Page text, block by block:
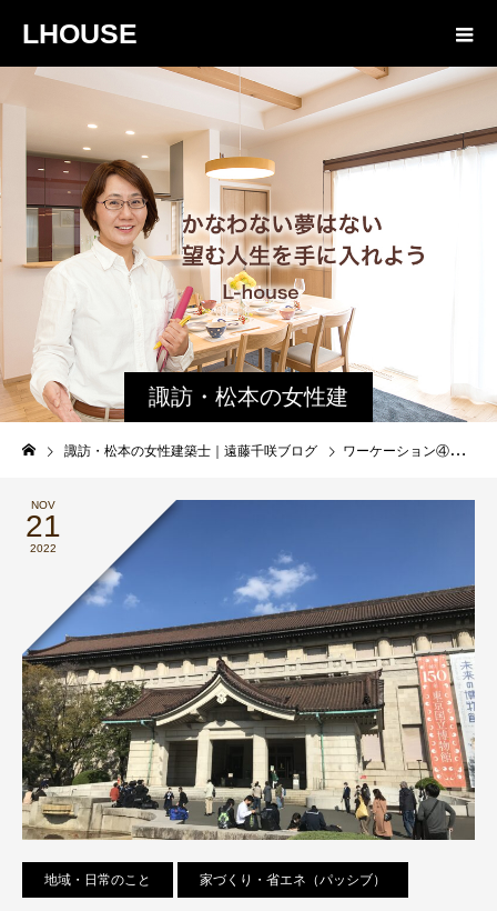
LHOUSE
諏訪・松本の女性建
築士ブログ｜未来生
活設計
諏訪・松本の女性建築士｜遠藤千咲ブログ ワーケーション④｜TOHAKU国宝展に行くことはできたのか・前半
NOV
21
2022
地域・日常のこと 家づくり・省エネ（パッシブ）